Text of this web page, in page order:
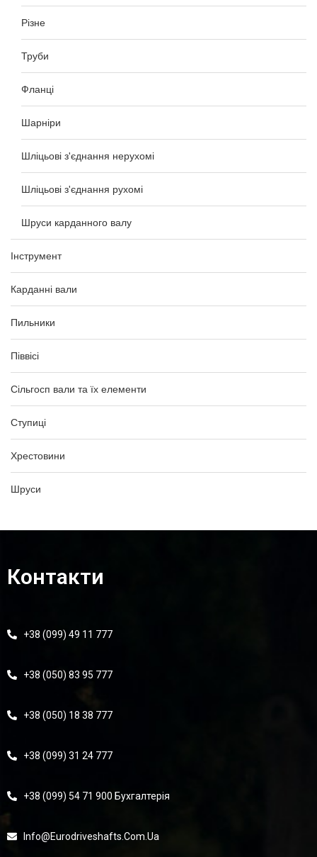
Різне
Труби
Фланці
Шарніри
Шліцьові з'єднання нерухомі
Шліцьові з'єднання рухомі
Шруси карданного валу
Інструмент
Карданні вали
Пильники
Піввісі
Сільгосп вали та їх елементи
Ступиці
Хрестовини
Шруси
Контакти
+38 (099) 49 11 777
+38 (050) 83 95 777
+38 (050) 18 38 777
+38 (099) 31 24 777
+38 (099) 54 71 900 Бухгалтерія
Info@eurodriveshafts.com.ua